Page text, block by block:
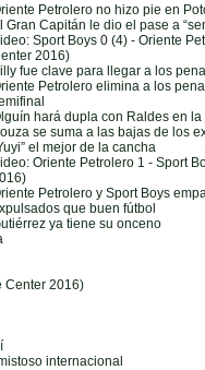
Petrolero no hizo pie en
Gran Capitán le dio el pase a
Sport Boys 0 (4) - Oriente
2016)
fue clave para llegar a los
Petrolero elimina a los
hará dupla con Raldes en la
se suma a las bajas de los
el mejor de la cancha
Oriente Petrolero 1 - Sport
Petrolero y Sport Boys
que buen fútbol
ya tiene su onceno
Center 2016)
internacional